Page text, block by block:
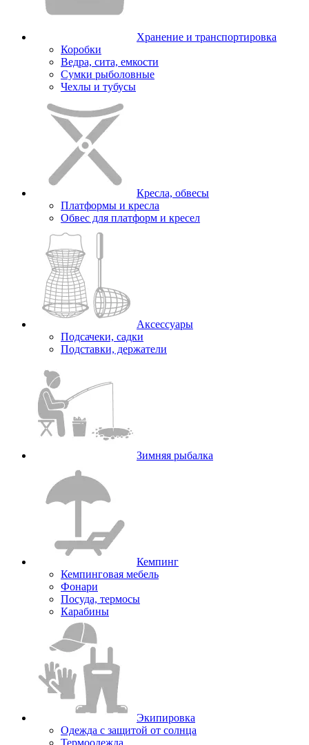
Хранение и транспортировка
Коробки
Ведра, сита, емкости
Сумки рыболовные
Чехлы и тубусы
Кресла, обвесы
Платформы и кресла
Обвес для платформ и кресел
Аксессуары
Подсачеки, садки
Подставки, держатели
Зимняя рыбалка
Кемпинг
Кемпинговая мебель
Фонари
Посуда, термосы
Карабины
Экипировка
Одежда с защитой от солнца
Термоодежда